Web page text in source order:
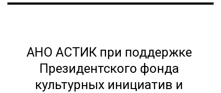
АНО АСТИК при поддержке
Президентского фонда
культурных инициатив и